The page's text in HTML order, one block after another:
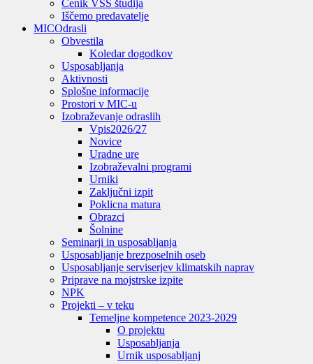
Cenik VSŠ študija
Iščemo predavatelje
MICOdrasli
Obvestila
Koledar dogodkov
Usposabljanja
Aktivnosti
Splošne informacije
Prostori v MIC-u
Izobraževanje odraslih
Vpis2026/27
Novice
Uradne ure
Izobraževalni programi
Urniki
Zaključni izpit
Poklicna matura
Obrazci
Šolnine
Seminarji in usposabljanja
Usposabljanje brezposelnih oseb
Usposabljanje serviserjev klimatskih naprav
Priprave na mojstrske izpite
NPK
Projekti – v teku
Temeljne kompetence 2023-2029
O projektu
Usposabljanja
Urnik usposabljanj